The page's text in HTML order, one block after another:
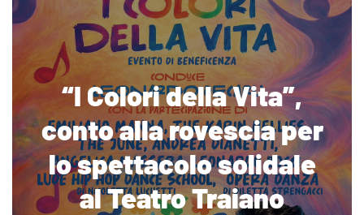
“I Colori della Vita”,
conto alla rovescia per
lo spettacolo solidale
al Teatro Traiano